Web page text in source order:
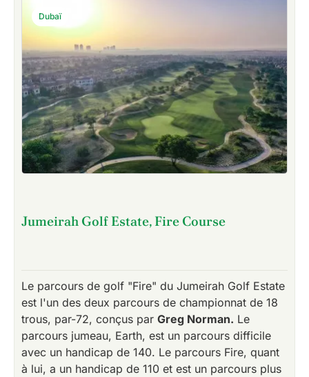
Jumeirah Golf Estate, Fire Course
Le parcours de golf "Fire" du Jumeirah Golf Estate
est l'un des deux parcours de championnat de 18
trous, par-72, conçus par Greg Norman. Le
parcours jumeau, Earth, est un parcours difficile
avec un handicap de 140. Le parcours Fire, quant
à lui, a un handicap de 110 et est un parcours plus
Dubaï